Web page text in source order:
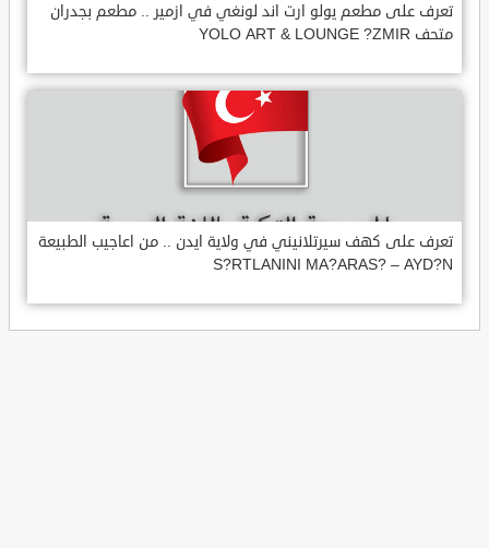
تعرف على مطعم يولو ارت اند لونغي في ازمير .. مطعم بجدران
متحف YOLO ART & LOUNGE ?ZMIR
تعرف على كهف سيرتلانيني في ولاية ايدن .. من اعاجيب الطبيعة
S?RTLANINI MA?ARAS? – AYD?N